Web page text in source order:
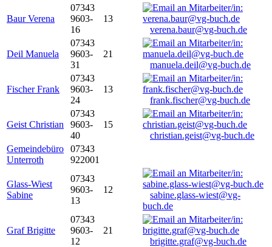
Baur Verena
07343
9603-
16
13
verena.baur@vg-buch.de
Deil Manuela
07343
9603-
31
21
manuela.deil@vg-buch.de
Fischer Frank
07343
9603-
24
13
frank.fischer@vg-buch.de
Geist Christian
07343
9603-
40
15
christian.geist@vg-buch.de
Gemeindebüro
Unterroth
07343
922001
Glass-Wiest
Sabine
07343
9603-
13
12
sabine.glass-wiest@vg-
buch.de
Graf Brigitte
07343
9603-
12
21
brigitte.graf@vg-buch.de